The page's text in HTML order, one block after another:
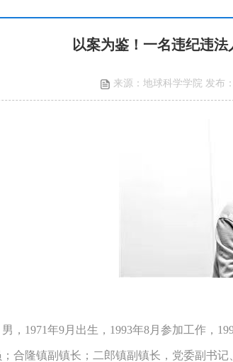
以案为鉴！一名违纪违法
来源：地球科学学院 发布
，1971年9月出生，1993年8月参加工作，
合隆镇副镇长；二郎镇副镇长，党委副书